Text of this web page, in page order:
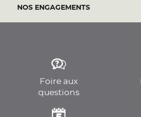
NOS ENGAGEMENTS
Foire aux
questions